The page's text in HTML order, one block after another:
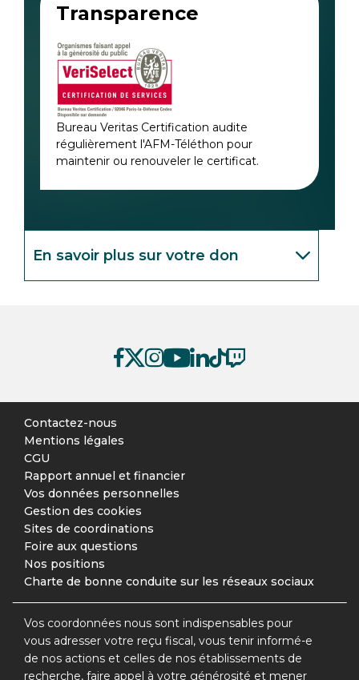
Transparence
Bureau Veritas Certification audite
régulièrement l'AFM-Téléthon pour
maintenir ou renouveler le certificat.
En savoir plus sur votre don
Contactez-nous
Mentions légales
CGU
Rapport annuel et financier
Vos données personnelles
Gestion des cookies
Sites de coordinations
Foire aux questions
Nos positions
Charte de bonne conduite sur les réseaux sociaux
Vos coordonnées nous sont indispensables pour
vous adresser votre reçu fiscal, vous tenir informé-e
de nos actions et celles de nos établissements de
recherche, faire appel à votre générosité et mener